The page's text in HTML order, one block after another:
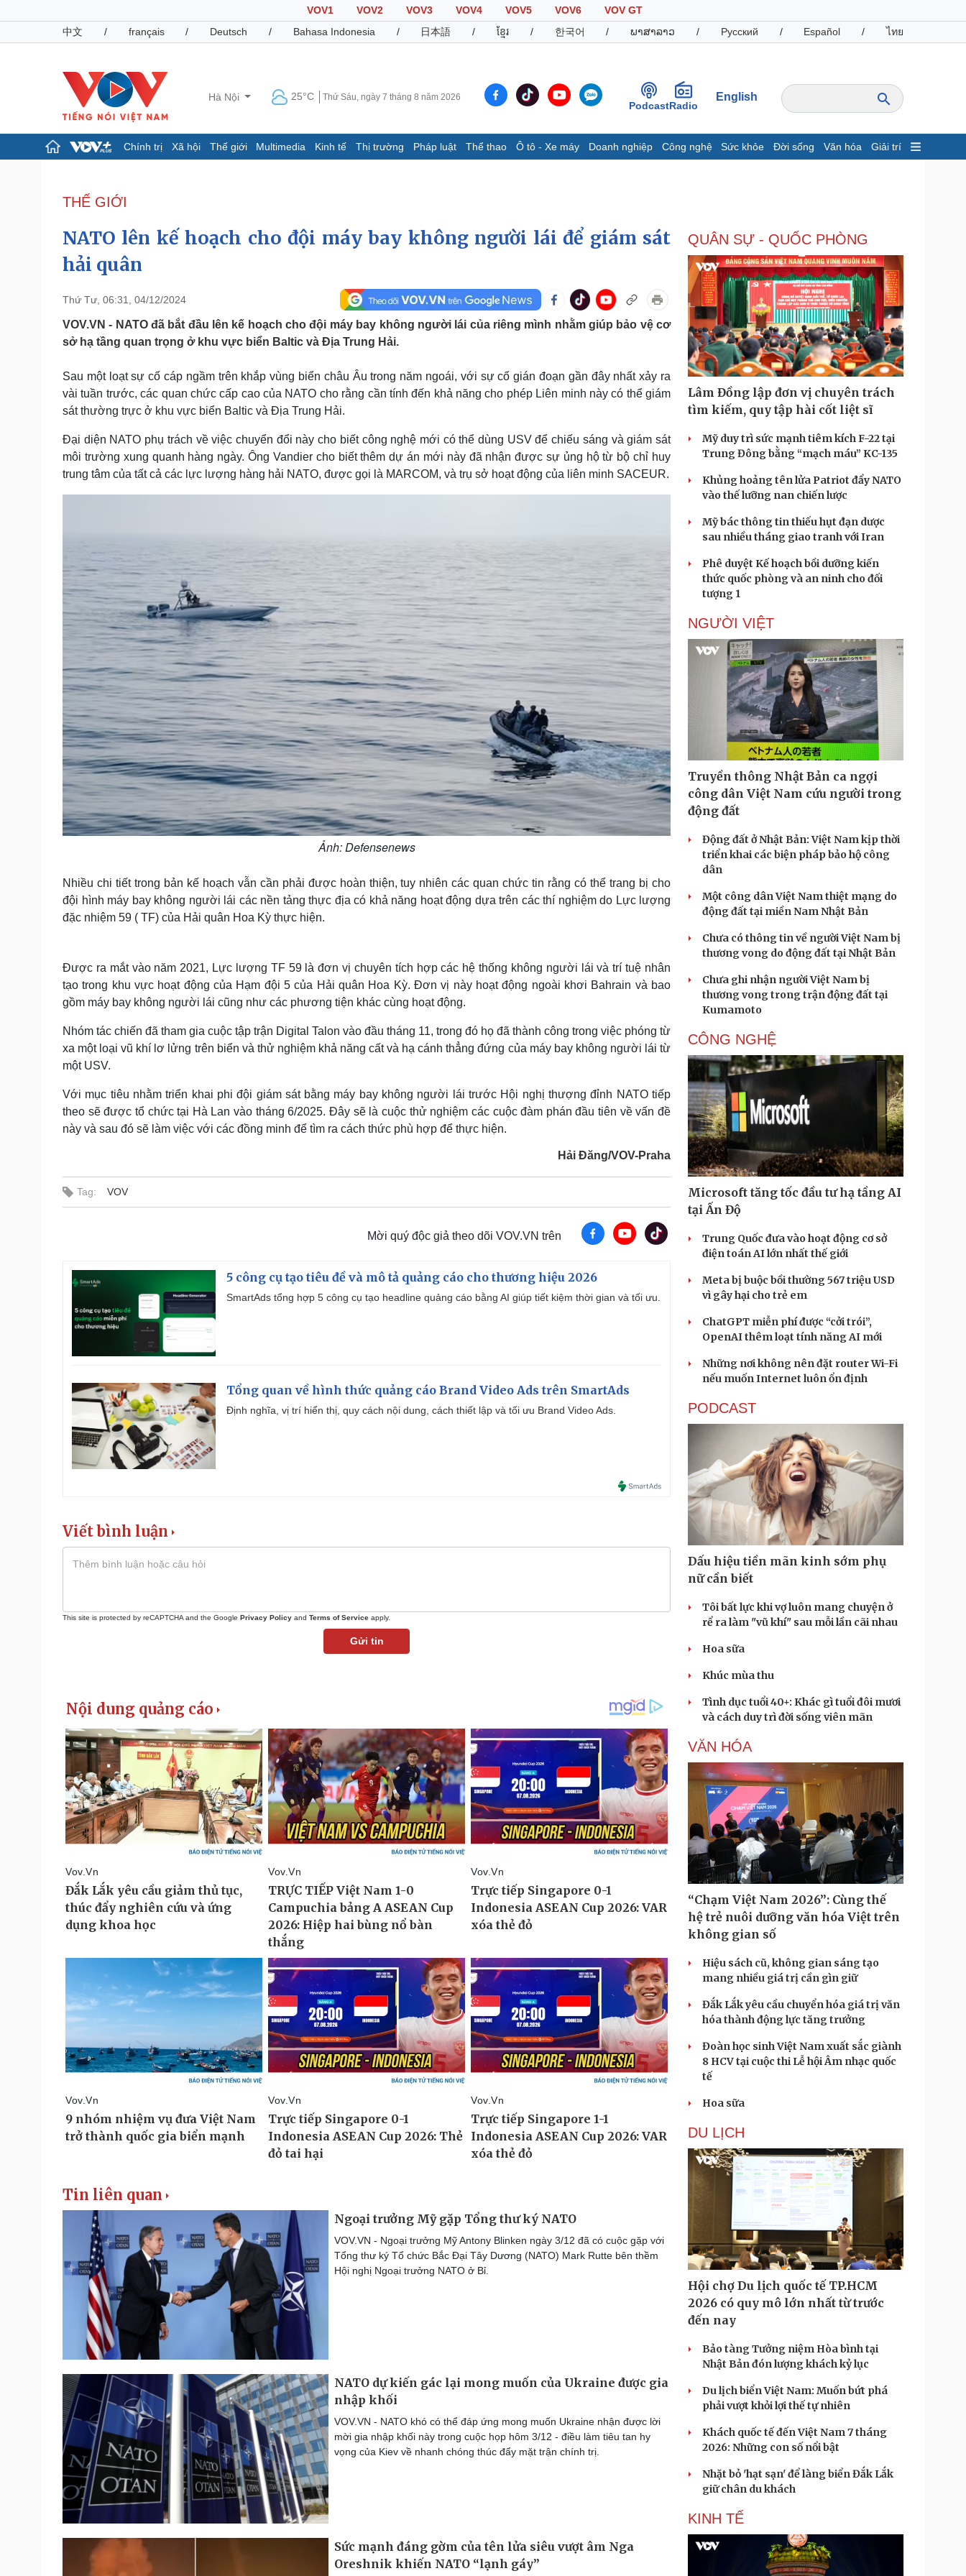
VOV1 VOV2 VOV3 VOV4 VOV5 VOV6
VOV GT
中文
/ français / Deutsch / Bahasa Indonesia / 日本語 / ខ្មែរ / 한국어 / ພາສາລາວ / Русский / Español / ไทย
Hà Nội 25°C Thứ Sáu, ngày 7 tháng 8 năm 2026
PodcastRadio
English
Chính trị Xã hội Thế giới Multimedia Kinh tế Thị trường Pháp luật Thể thao Ô tô - Xe máy Doanh nghiệp Công nghệ Sức khỏe Đời sống Văn hóa Giải trí
Đảng
Tổ chức nhân sự
Nhận diện sự thật
Dấu ấn VOV
Infographic
Chứng khoán
Giá cà phê
Pháp luật
Tin nóng
Tư vấn luật
Việt Nam
Phân tích
Thể thao
Lịch thi đấu bóng đá
Thế giới thể thao
Hậu trường
Ô tô - Xe máy
Xe máy
Doanh nghiệp
Thông tin doanh nghiệp
Doanh nghiệp 24h
Doanh nhân
Vì cộng đồng
Công nghệ
Sành điệu
Tin Công nghệ
Trải nghiệm
Chuyển đổi số
Sức khỏe
Dinh dưỡng - món ngon
Cây thuốc
Sản phụ khoa
Nhi khoa
Nam khoa
Làm đẹp - giảm cân
Đời sống
Blog
Tình yêu - Gia đình
Văn hóa
Văn học
Âm nhạc
Di sản
Giải trí
Thời trang
Sao Việt
Du lịch
Săn Tour
check-in
Podcast
Câu chuyện thời sự
Đọc truyện đêm khuya
Cửa sổ tình yêu
Hạt giống tâm hồn
Cải chính
THẾ GIỚI
NATO lên kế hoạch cho đội máy bay không người lái để giám sát
hải quân
Thứ Tư, 06:31, 04/12/2024
VOV.VN - NATO đã bắt đầu lên kế hoạch cho đội máy bay không người lái của riêng mình nhằm giúp bảo vệ cơ
sở hạ tầng quan trọng ở khu vực biển Baltic và Địa Trung Hải.
Sau một loạt sự cố cáp ngầm trên khắp vùng biển châu Âu trong năm ngoái, với sự cố gián đoạn gần đây nhất xảy ra
vài tuần trước, các quan chức cấp cao của NATO cho rằng cần tính đến khả năng cho phép Liên minh này có thể giám
sát thường trực ở khu vực biển Baltic và Địa Trung Hải.
Đại diện NATO phụ trách về việc chuyển đổi này cho biết công nghệ mới có thể dùng USV để chiếu sáng và giám sát
môi trường xung quanh hàng ngày. Ông Vandier cho biết thêm dự án mới này đã nhận được sự ủng hộ từ bộ chỉ huy
trung tâm của tất cả các lực lượng hàng hải NATO, được gọi là MARCOM, và trụ sở hoạt động của liên minh SACEUR.
Ảnh: Defensenews
Nhiều chi tiết trong bản kế hoạch vẫn cần phải được hoàn thiện, tuy nhiên các quan chức tin rằng có thể trang bị cho
đội hình máy bay không người lái các nền tảng thực địa có khả năng hoạt động dựa trên các thí nghiệm do Lực lượng
đặc nhiệm 59 ( TF) của Hải quân Hoa Kỳ thực hiện.
Được ra mắt vào năm 2021, Lực lượng TF 59 là đơn vị chuyên tích hợp các hệ thống không người lái và trí tuệ nhân
tạo trong khu vực hoạt động của Hạm đội 5 của Hải quân Hoa Kỳ. Đơn vị này hoạt động ngoài khơi Bahrain và bao
gồm máy bay không người lái cũng như các phương tiện khác cùng hoạt động.
Nhóm tác chiến đã tham gia cuộc tập trận Digital Talon vào đầu tháng 11, trong đó họ đã thành công trong việc phóng từ
xa một loại vũ khí lơ lửng trên biển và thử nghiệm khả năng cất và hạ cánh thẳng đứng của máy bay không người lái từ
một USV.
Với mục tiêu nhằm triển khai phi đội giám sát bằng máy bay không người lái trước Hội nghị thượng đỉnh NATO tiếp
theo sẽ được tổ chức tại Hà Lan vào tháng 6/2025. Đây sẽ là cuộc thử nghiệm các cuộc đàm phán đầu tiên về vấn đề
này và sau đó sẽ làm việc với các đồng minh để tìm ra cách thức phù hợp để thực hiện.
Hải Đăng/VOV-Praha
Tag: VOV
Mời quý độc giả theo dõi VOV.VN trên
5 công cụ tạo tiêu đề và mô tả quảng cáo cho thương hiệu 2026
SmartAds tổng hợp 5 công cụ tạo headline quảng cáo bằng AI giúp tiết kiệm thời gian và tối ưu.
Tổng quan về hình thức quảng cáo Brand Video Ads trên SmartAds
Định nghĩa, vị trí hiển thị, quy cách nội dung, cách thiết lập và tối ưu Brand Video Ads.
Viết bình luận
This site is protected by reCAPTCHA and the Google Privacy Policy and Terms of Service apply.
Gửi tin
Tin liên quan
Ngoại trưởng Mỹ gặp Tổng thư ký NATO
VOV.VN - Ngoại trưởng Mỹ Antony Blinken ngày 3/12 đã có cuộc gặp với
Tổng thư ký Tổ chức Bắc Đại Tây Dương (NATO) Mark Rutte bên thềm
Hội nghị Ngoại trưởng NATO ở Bỉ.
NATO dự kiến gác lại mong muốn của Ukraine được gia
nhập khối
VOV.VN - NATO khó có thể đáp ứng mong muốn Ukraine nhận được lời
mời gia nhập khối này trong cuộc họp hôm 3/12 - điều làm tiêu tan hy
vọng của Kiev về nhanh chóng thúc đẩy mặt trận chính trị.
Sức mạnh đáng gờm của tên lửa siêu vượt âm Nga
Oreshnik khiến NATO “lạnh gáy”
QUÂN SỰ - QUỐC PHÒNG
Lâm Đồng lập đơn vị chuyên trách
tìm kiếm, quy tập hài cốt liệt sĩ
Mỹ duy trì sức mạnh tiêm kích F-22 tại
Trung Đông bằng “mạch máu” KC-135
Khủng hoảng tên lửa Patriot đẩy NATO
vào thế lưỡng nan chiến lược
Mỹ bác thông tin thiếu hụt đạn dược
sau nhiều tháng giao tranh với Iran
Phê duyệt Kế hoạch bồi dưỡng kiến
thức quốc phòng và an ninh cho đối
tượng 1
NGƯỜI VIỆT
Truyền thông Nhật Bản ca ngợi
công dân Việt Nam cứu người trong
động đất
Động đất ở Nhật Bản: Việt Nam kịp thời
triển khai các biện pháp bảo hộ công
dân
Một công dân Việt Nam thiệt mạng do
động đất tại miền Nam Nhật Bản
Chưa có thông tin về người Việt Nam bị
thương vong do động đất tại Nhật Bản
Chưa ghi nhận người Việt Nam bị
thương vong trong trận động đất tại
Kumamoto
CÔNG NGHỆ
Microsoft tăng tốc đầu tư hạ tầng AI
tại Ấn Độ
Trung Quốc đưa vào hoạt động cơ sở
điện toán AI lớn nhất thế giới
Meta bị buộc bồi thường 567 triệu USD
vì gây hại cho trẻ em
ChatGPT miễn phí được “cởi trói”,
OpenAI thêm loạt tính năng AI mới
Những nơi không nên đặt router Wi-Fi
nếu muốn Internet luôn ổn định
PODCAST
Dấu hiệu tiền mãn kinh sớm phụ
nữ cần biết
Tôi bất lực khi vợ luôn mang chuyện ở
rể ra làm "vũ khí" sau mỗi lần cãi nhau
Hoa sữa
Khúc mùa thu
Tình dục tuổi 40+: Khác gì tuổi đôi mươi
và cách duy trì đời sống viên mãn
VĂN HÓA
“Chạm Việt Nam 2026”: Cùng thế
hệ trẻ nuôi dưỡng văn hóa Việt trên
không gian số
Hiệu sách cũ, không gian sáng tạo
mang nhiều giá trị cần gìn giữ
Đắk Lắk yêu cầu chuyển hóa giá trị văn
hóa thành động lực tăng trưởng
Đoàn học sinh Việt Nam xuất sắc giành
8 HCV tại cuộc thi Lễ hội Âm nhạc quốc
tế
Hoa sữa
DU LỊCH
Hội chợ Du lịch quốc tế TP.HCM
2026 có quy mô lớn nhất từ trước
đến nay
Bảo tàng Tưởng niệm Hòa bình tại
Nhật Bản đón lượng khách kỷ lục
Du lịch biển Việt Nam: Muốn bứt phá
phải vượt khỏi lợi thế tự nhiên
Khách quốc tế đến Việt Nam 7 tháng
2026: Những con số nổi bật
Nhặt bỏ 'hạt sạn' để làng biển Đắk Lắk
giữ chân du khách
KINH TẾ